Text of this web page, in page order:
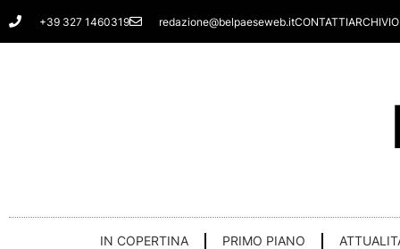
Vai
al
+39 327 1460319 redazione@belpaeseweb.itCONTATTIARCHIVIO
IN COPERTINA PRIMO PIANO